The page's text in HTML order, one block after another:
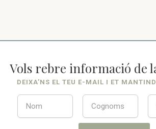
Vols rebre informació de
DEIXA’NS EL TEU E-MAIL I ET